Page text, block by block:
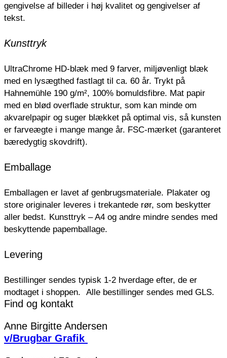
gengivelse af billeder i høj kvalitet og gengivelser af
tekst.
Kunsttryk
UltraChrome HD-blæk med 9 farver, miljøvenligt blæk
med en lysægthed fastlagt til ca. 60 år. Trykt på
Hahnemühle 190 g/m², 100% bomuldsfibre. Mat papir
med en blød overflade struktur, som kan minde om
akvarelpapir og suger blækket på optimal vis, så kunsten
er farveægte i mange mange år. FSC-mærket (garanteret
bæredygtig skovdrift).
Emballage
Emballagen er lavet af genbrugsmateriale. Plakater og
store originaler leveres i trekantede rør, som beskytter
aller bedst. Kunsttryk – A4 og andre mindre sendes med
beskyttende papemballage.
Levering
Bestillinger sendes typisk 1-2 hverdage efter, de er
modtaget i shoppen. Alle bestillinger sendes med GLS.
Find og kontakt
Anne Birgitte Andersen
v/Brugbar Grafik